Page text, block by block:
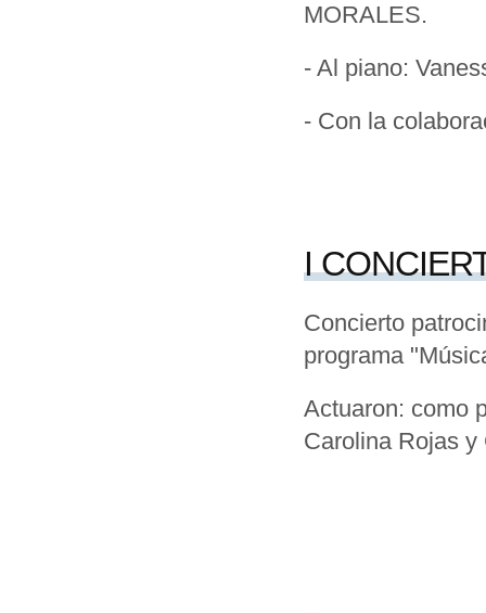
MORALES.
- Al piano:
- Con la
I
Concierto
programa
Actuaron: como
Carolina Rojas